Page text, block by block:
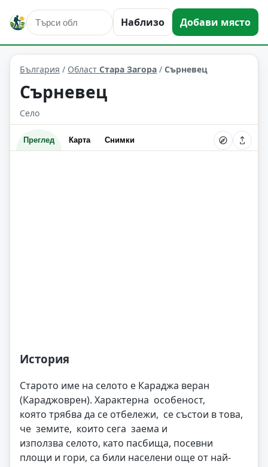
Наблизо Добави място
Сърневец Област: Стара Загора
България / Област Стара Загора / Сърневец
Сърневец
Село
Преглед Карта Снимки
История
Старото име на селото е Караджа веран
(Караджоврен). Характерна особеност,
която трябва да се отбележи, се състои в това,
че земите, които сега заема и
използва селото, като пасбища, посевни
площи и гори, са били населени още от най-